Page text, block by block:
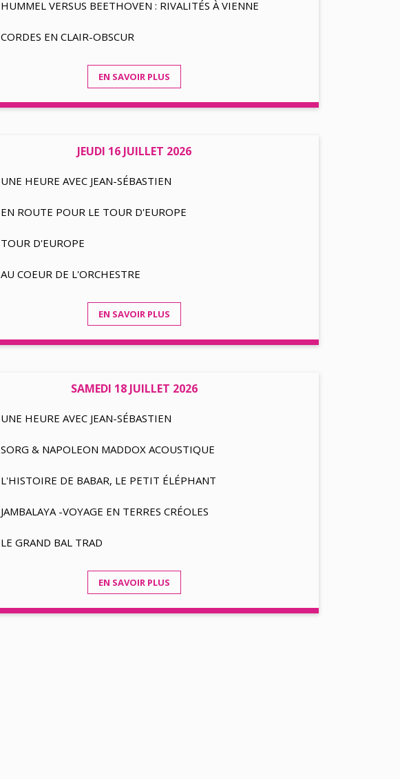
HUMMEL VERSUS BEETHOVEN : RIVALITÉS À VIENNE
CORDES EN CLAIR-OBSCUR
EN SAVOIR PLUS
JEUDI 16 JUILLET 2026
UNE HEURE AVEC JEAN-SÉBASTIEN
EN ROUTE POUR LE TOUR D'EUROPE
TOUR D'EUROPE
AU COEUR DE L'ORCHESTRE
EN SAVOIR PLUS
SAMEDI 18 JUILLET 2026
UNE HEURE AVEC JEAN-SÉBASTIEN
SORG & NAPOLEON MADDOX ACOUSTIQUE
L'HISTOIRE DE BABAR, LE PETIT ÉLÉPHANT
JAMBALAYA -VOYAGE EN TERRES CRÉOLES
LE GRAND BAL TRAD
EN SAVOIR PLUS